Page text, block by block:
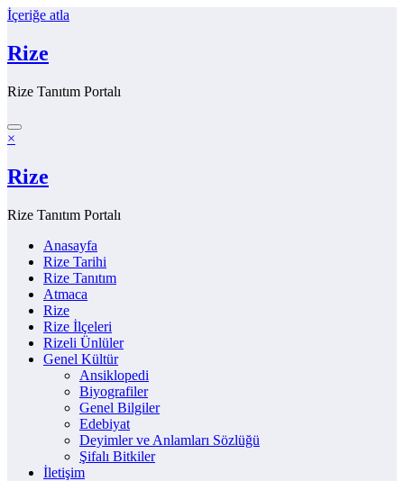
İçeriğe atla
Rize
Rize Tanıtım Portalı
×
Rize
Rize Tanıtım Portalı
Anasayfa
Rize Tarihi
Rize Tanıtım
Atmaca
Rize
Rize İlçeleri
Rizeli Ünlüler
Genel Kültür
Ansiklopedi
Biyografiler
Genel Bilgiler
Edebiyat
Deyimler ve Anlamları Sözlüğü
Şifalı Bitkiler
İletişim